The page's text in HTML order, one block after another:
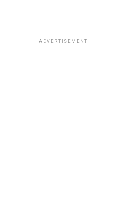
ADVERTISEMENT